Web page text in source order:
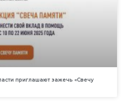
приглашают зажечь «Свечу